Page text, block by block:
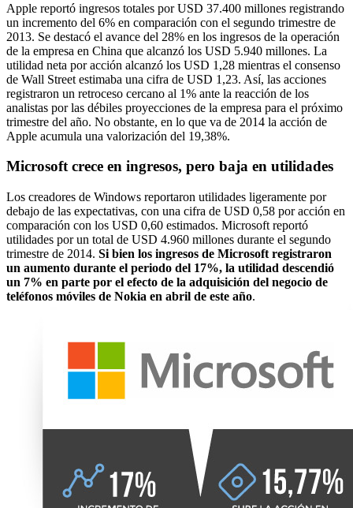
Apple reportó ingresos totales por USD 37.400 millones registrando
un incremento del 6% en comparación con el segundo trimestre de
2013. Se destacó el avance del 28% en los ingresos de la operación
de la empresa en China que alcanzó los USD 5.940 millones. La
utilidad neta por acción alcanzó los USD 1,28 mientras el consenso
de Wall Street estimaba una cifra de USD 1,23. Así, las acciones
registraron un retroceso cercano al 1% ante la reacción de los
analistas por las débiles proyecciones de la empresa para el próximo
trimestre del año. No obstante, en lo que va de 2014 la acción de
Apple acumula una valorización del 19,38%.
Microsoft crece en ingresos, pero baja en utilidades
Los creadores de Windows reportaron utilidades ligeramente por
debajo de las expectativas, con una cifra de USD 0,58 por acción en
comparación con los USD 0,60 estimados. Microsoft reportó
utilidades por un total de USD 4.960 millones durante el segundo
trimestre de 2014. Si bien los ingresos de Microsoft registraron
un aumento durante el periodo del 17%, la utilidad descendió
un 7% en parte por el efecto de la adquisición del negocio de
teléfonos móviles de Nokia en abril de este año.